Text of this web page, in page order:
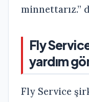
minnettarız.”
Fly
yardım
Fly Service